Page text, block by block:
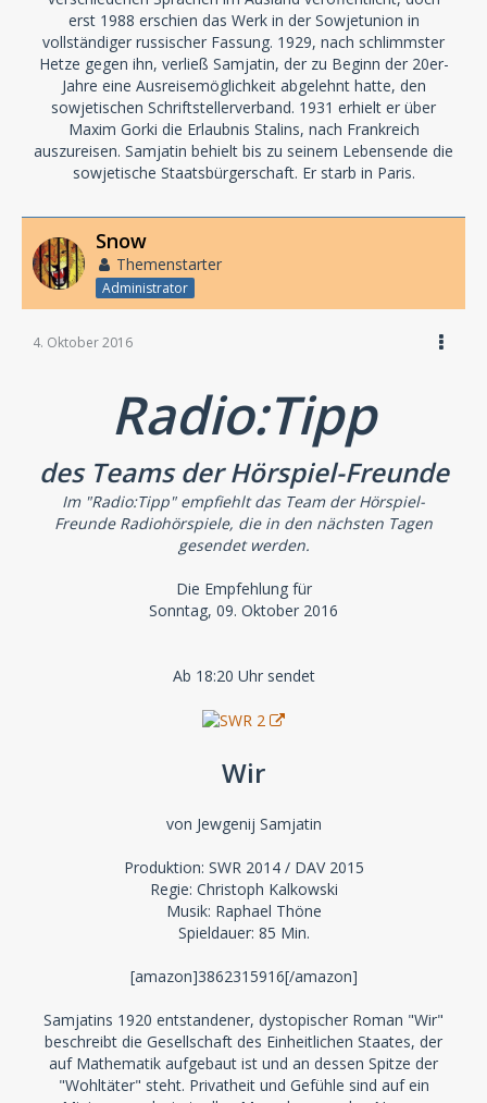
erst 1988 erschien das Werk in der Sowjetunion in
vollständiger russischer Fassung. 1929, nach schlimmster
Hetze gegen ihn, verließ Samjatin, der zu Beginn der 20er-
Jahre eine Ausreisemöglichkeit abgelehnt hatte, den
sowjetischen Schriftstellerverband. 1931 erhielt er über
Maxim Gorki die Erlaubnis Stalins, nach Frankreich
auszureisen. Samjatin behielt bis zu seinem Lebensende die
sowjetische Staatsbürgerschaft. Er starb in Paris.
Snow
Themenstarter
Administrator
4. Oktober 2016
Radio:Tipp
des Teams der Hörspiel-Freunde
Im "Radio:Tipp" empfiehlt das Team der Hörspiel-
Freunde Radiohörspiele, die in den nächsten Tagen
gesendet werden.
Die Empfehlung für
Sonntag, 09. Oktober 2016
Ab 18:20 Uhr sendet
Wir
von Jewgenij Samjatin
Produktion: SWR 2014 / DAV 2015
Regie: Christoph Kalkowski
Musik: Raphael Thöne
Spieldauer: 85 Min.
[amazon]3862315916[/amazon]
Samjatins 1920 entstandener, dystopischer Roman "Wir"
beschreibt die Gesellschaft des Einheitlichen Staates, der
auf Mathematik aufgebaut ist und an dessen Spitze der
"Wohltäter" steht. Privatheit und Gefühle sind auf ein